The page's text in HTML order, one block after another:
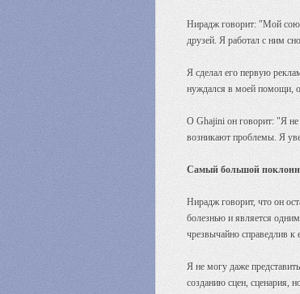
Нирадж говорит: "Мой
друзей. Я работал с ним
Я сделал его первую
нуждался в моей помощи,
О Ghajini он говорит: "Я не
возникают проблемы. Я
Самый большой
Нирадж говорит, что он
болезнью и является
чрезвычайно справедлив
Я не могу даже
созданию сцен, сценария,